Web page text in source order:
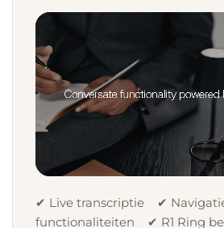
✔ Live transcriptie ✔
functionaliteiten ✔ R1 Ring